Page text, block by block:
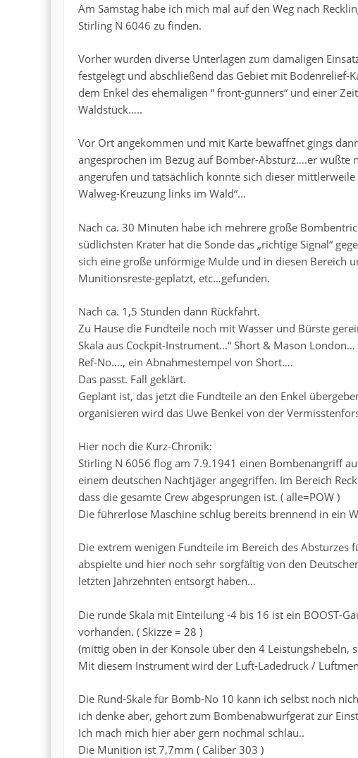
Am Samstag habe ich mich mal auf den Weg nach
Stirling N 6046 zu finden.
Vorher wurden diverse Unterlagen zum damaligen
festgelegt und abschließend das Gebiet mit Bodenrelief-
dem Enkel des ehemaligen “ front-gunners“ und einer
Waldstück…..
Vor Ort angekommen und mit Karte bewaffnet gings
angesprochen im Bezug auf Bomber-Absturz….er
angerufen und tatsächlich konnte sich dieser
Walweg-Kreuzung links im Wald“…
Nach ca. 30 Minuten habe ich mehrere große
südlichsten Krater hat die Sonde das „richtige Signal“
sich eine große unförmige Mulde und in diesen Bereich
Munitionsreste-geplatzt, etc…gefunden.
Nach ca. 1,5 Stunden dann Rückfahrt.
Zu Hause die Fundteile noch mit Wasser und Bürste
Skala aus Cockpit-Instrument…“ Short & Mason London…
Ref-No…., ein Abnahmestempel von Short….
Das passt. Fall geklärt.
Geplant ist, das jetzt die Fundteile an den Enkel
organisieren wird das Uwe Benkel von der
Hier noch die Kurz-Chronik:
Stirling N 6056 flog am 7.9.1941 einen Bombenangriff
einem deutschen Nachtjäger angegriffen. Im Bereich
dass die gesamte Crew abgesprungen ist. ( alle=POW )
Die führerlose Maschine schlug bereits brennend in ein
Die extrem wenigen Fundteile im Bereich des
abspielte und hier noch sehr sorgfältig von den
letzten Jahrzehnten entsorgt haben…
Die runde Skala mit Einteilung -4 bis 16 ist ein BOOST-
vorhanden. ( Skizze = 28 )
(mittig oben in der Konsole über den 4 Leistungshebeln,
Mit diesem Instrument wird der Luft-Ladedruck /
Die Rund-Skale für Bomb-No 10 kann ich selbst noch
ich denke aber, gehört zum Bombenabwurfgerät zur
Ich mach mich hier aber gern nochmal schlau..
Die Munition ist 7,7mm ( Caliber 303 )